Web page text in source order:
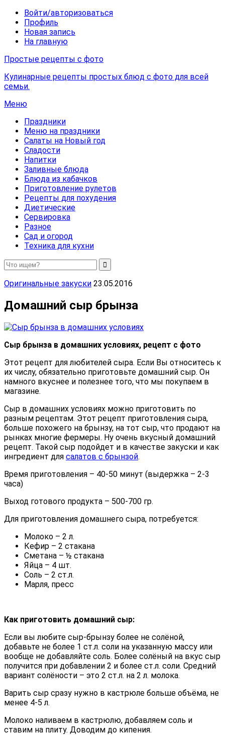
Войти/авторизоваться
Профиль
Новая запись
На главную
Простые рецепты с фото
Кулинарные рецепты простых блюд с фото для всей
семьи.
Меню
Праздники
Меню на праздники
Салаты на Новый год
Сладости
Напитки
Заливные блюда
Блюда из кабачков
Приготовление рулетов
Рецепты для похудения
Диетические
Сервировка
Разное
Сад и огород
Техника для кухни
Оригинальные закуски 23.05.2016
Домашний сыр брынза
Сыр брынза в домашних условиях, рецепт с фото
Этот рецепт для любителей сыра. Если Вы относитесь к
их числу, обязательно приготовьте домашний сыр. Он
намного вкуснее и полезнее того, что мы покупаем в
магазине.
Сыр в домашних условиях можно приготовить по
разным рецептам. Этот рецепт приготовления сыра,
больше похожего на брынзу, на тот сыр, что продают на
рынках многие фермеры. Ну очень вкусный домашний
рецепт. Такой сыр подойдет и в качестве закуски и как
ингредиент для салатов с брынзой.
Время приготовления – 40-50 минут (выдержка – 2-3
часа)
Выход готового продукта – 500-700 гр.
Для приготовления домашнего сыра, потребуется:
Молоко – 2 л.
Кефир – 2 стакана
Сметана – ½ стакана
Яйца – 4 шт.
Соль – 2 ст.л.
Марля, пресс
Как приготовить домашний сыр:
Если вы любите сыр-брынзу более не солёной,
добавьте не более 1 ст.л. соли на указанную массу или
вообще не добавляйте соль. Более солёный на вкус сыр
получится при добавлении 2 и более ст.л. соли. Средний
вариант солёности – это 2 ст.л. на 2 л. молока.
Варить сыр сразу нужно в кастрюле больше объёма, не
менее 4-5 л.
Молоко наливаем в кастрюлю, добавляем соль и
ставим на плиту. Доводим до кипения.